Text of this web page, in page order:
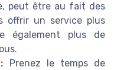
peut être au fait des
offrir un service plus
également plus de
Prenez le temps de